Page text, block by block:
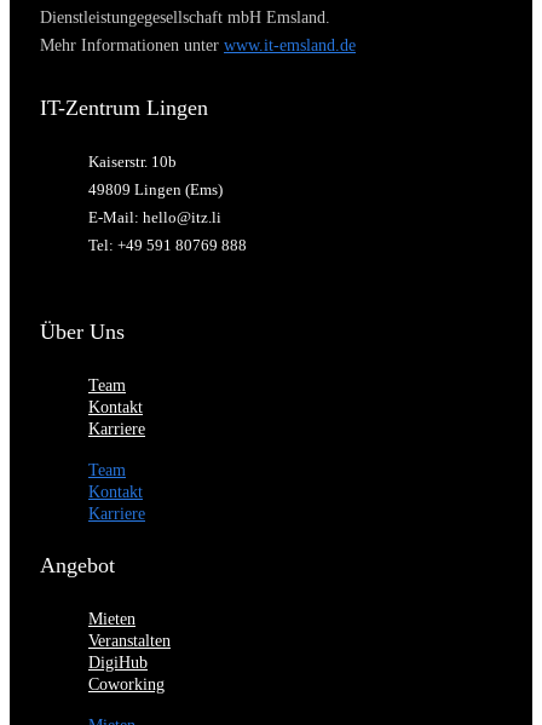
Dienstleistungegesellschaft mbH Emsland.
Mehr Informationen unter www.it-emsland.de
IT-Zentrum Lingen
Kaiserstr. 10b
49809 Lingen (Ems)
E-Mail: hello@itz.li
Tel: +49 591 80769 888
Über Uns
Team
Kontakt
Karriere
Team
Kontakt
Karriere
Angebot
Mieten
Veranstalten
DigiHub
Coworking